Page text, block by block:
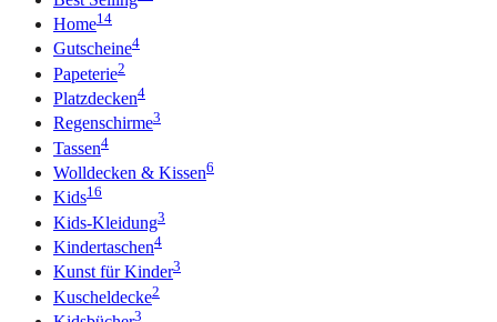
Home14
Gutscheine4
Papeterie2
Platzdecken4
Regenschirme3
Tassen4
Wolldecken & Kissen6
Kids16
Kids-Kleidung3
Kindertaschen4
Kunst für Kinder3
Kuscheldecke2
3